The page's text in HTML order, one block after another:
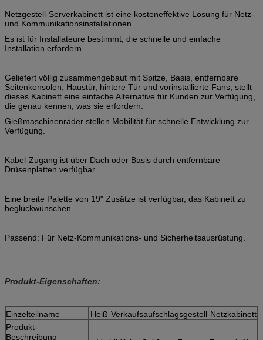
Netzgestell-Serverkabinett ist eine kosteneffektive Lösung für Netz-
und Kommunikationsinstallationen.
Es ist für Installateure bestimmt, die schnelle und einfache
Installation erfordern.
Geliefert völlig zusammengebaut mit Spitze, Basis, entfernbare
Seitenkonsolen, Haustür, hintere Tür und vorinstallierte Fans, stellt
dieses Kabinett eine einfache Alternative für Kunden zur Verfügung,
die genau kennen, was sie erfordern.
Gießmaschinenräder stellen Mobilität für schnelle Entwicklung zur
Verfügung.
Kabel-Zugang ist über Dach oder Basis durch entfernbare
Drüsenplatten verfügbar.
Eine breite Palette von 19" Zusätze ist verfügbar, das Kabinett zu
beglückwünschen.
Passend: Für Netz-Kommunikations- und Sicherheitsausrüstung.
Produkt-Eigenschaften:
Einzelteilname
Heiß-Verkaufsaufschlagsgestell-Netzkabinett
Produkt-
Beschreibung